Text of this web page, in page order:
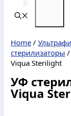
Home /
стерилизаторы /
Viqua Sterilight
УФ
Viqua